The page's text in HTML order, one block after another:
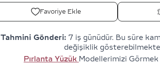
Favoriye Ekle
Tahmini Gönderi: 7 iş günüdür. Bu süre
değişiklik
Pırlanta Yüzük Modellerimizi Görmek